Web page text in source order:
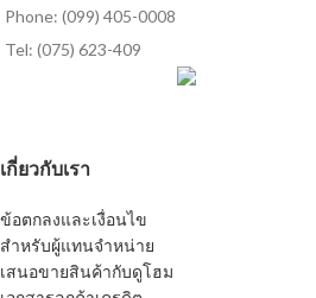
Phone: (099) 405-0008
Tel: (075) 623-409
เกี่ยวกับเรา
ข้อตกลงและเงื่อนไข
สำหรับผู้แทนจำหน่าย
เสนอขายสินค้ากับดูโฮม